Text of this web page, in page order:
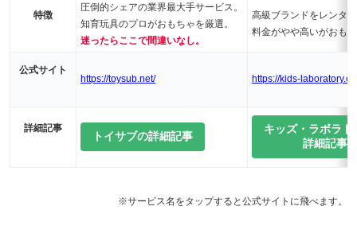
特徴
圧倒的シェアの業界最大手サービス。
知育玩具のプロがおもちゃを厳選。
迷ったらここで間違いなし。
高級ブランドをレンタ
料金がやや高いがおも
公式サイト
https://toysub.net/ https://kids-
詳細記事
トイサブの詳細記事
キッズ・ラボラト
詳細記事
※サービス名をタップすると公式サイトに飛べます。